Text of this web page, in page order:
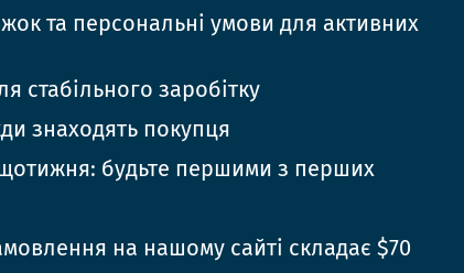
та персональні умови для активних
стабільного заробітку
знаходять покупця
будьте першими з перших
на нашому сайті складає $70